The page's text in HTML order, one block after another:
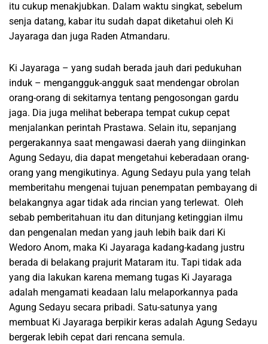
itu cukup menakjubkan. Dalam waktu singkat, sebelum
senja datang, kabar itu sudah dapat diketahui oleh Ki
Jayaraga dan juga Raden Atmandaru.
Ki Jayaraga – yang sudah berada jauh dari pedukuhan
induk – mengangguk-angguk saat mendengar obrolan
orang-orang di sekitarnya tentang pengosongan gardu
jaga. Dia juga melihat beberapa tempat cukup cepat
menjalankan perintah Prastawa. Selain itu, sepanjang
pergerakannya saat mengawasi daerah yang diinginkan
Agung Sedayu, dia dapat mengetahui keberadaan orang-
orang yang mengikutinya. Agung Sedayu pula yang telah
memberitahu mengenai tujuan penempatan pembayang di
belakangnya agar tidak ada rincian yang terlewat. Oleh
sebab pemberitahuan itu dan ditunjang ketinggian ilmu
dan pengenalan medan yang jauh lebih baik dari Ki
Wedoro Anom, maka Ki Jayaraga kadang-kadang justru
berada di belakang prajurit Mataram itu. Tapi tidak ada
yang dia lakukan karena memang tugas Ki Jayaraga
adalah mengamati keadaan lalu melaporkannya pada
Agung Sedayu secara pribadi. Satu-satunya yang
membuat Ki Jayaraga berpikir keras adalah Agung Sedayu
bergerak lebih cepat dari rencana semula.